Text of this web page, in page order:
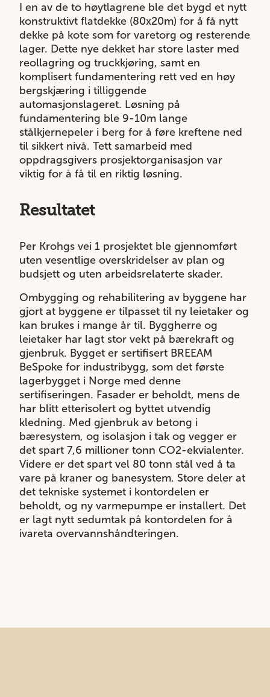
I en av de to høytlagrene ble det bygd et nytt
konstruktivt flatdekke (80x20m) for å få nytt
dekke på kote som for varetorg og resterende
lager. Dette nye dekket har store laster med
reollagring og truckkjøring, samt en
komplisert fundamentering rett ved en høy
bergskjæring i tilliggende
automasjonslageret. Løsning på
fundamentering ble 9-10m lange
stålkjernepeler i berg for å føre kreftene ned
til sikkert nivå. Tett samarbeid med
oppdragsgivers prosjektorganisasjon var
viktig for å få til en riktig løsning.
Resultatet
Per Krohgs vei 1 prosjektet ble gjennomført
uten vesentlige overskridelser av plan og
budsjett og uten arbeidsrelaterte skader.
Ombygging og rehabilitering av byggene har
gjort at byggene er tilpasset til ny leietaker og
kan brukes i mange år til. Byggherre og
leietaker har lagt stor vekt på bærekraft og
gjenbruk. Bygget er sertifisert BREEAM
BeSpoke for industribygg, som det første
lagerbygget i Norge med denne
sertifiseringen. Fasader er beholdt, mens de
har blitt etterisolert og byttet utvendig
kledning. Med gjenbruk av betong i
bæresystem, og isolasjon i tak og vegger er
det spart 7,6 millioner tonn CO2-ekvialenter.
Videre er det spart vel 80 tonn stål ved å ta
vare på kraner og banesystem. Store deler at
det tekniske systemet i kontordelen er
beholdt, og ny varmepumpe er installert. Det
er lagt nytt sedumtak på kontordelen for å
ivareta overvannshåndteringen.